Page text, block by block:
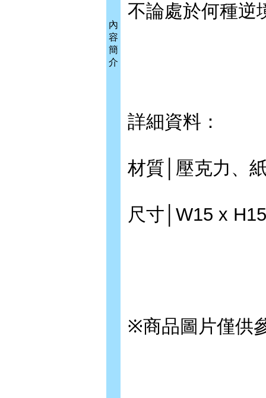
內
容
簡
介
不論處於何種逆
詳細資料：
材質│壓克力、
尺寸│W15 x
※商品圖片僅供